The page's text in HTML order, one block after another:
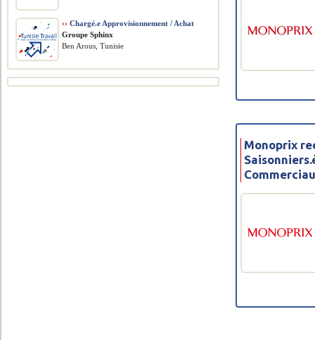
Monoprix
›› Chargé.e Approvisionnement / Achat
Groupe Sphinx
Ben Arous, Tunisie